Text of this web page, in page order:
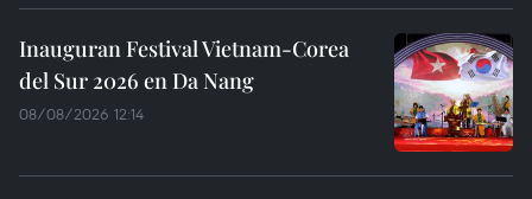
Inauguran Festival Vietnam-Corea
del Sur 2026 en Da Nang
08/08/2026 12:14